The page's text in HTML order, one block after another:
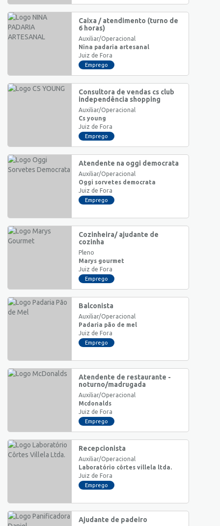
Caixa / atendimento (turno de
6 horas)
Auxiliar/Operacional
Nina padaria artesanal
Juiz de Fora
Emprego
Consultora de vendas cs club
independência shopping
Auxiliar/Operacional
Cs young
Juiz de Fora
Emprego
Atendente na oggi democrata
Auxiliar/Operacional
Oggi sorvetes democrata
Juiz de Fora
Emprego
Cozinheira/ ajudante de
cozinha
Pleno
Marys gourmet
Juiz de Fora
Emprego
Balconista
Auxiliar/Operacional
Padaria pão de mel
Juiz de Fora
Emprego
Atendente de restaurante -
noturno/madrugada
Auxiliar/Operacional
Mcdonalds
Juiz de Fora
Emprego
Recepcionista
Auxiliar/Operacional
Laboratório côrtes villela ltda.
Juiz de Fora
Emprego
Ajudante de padeiro